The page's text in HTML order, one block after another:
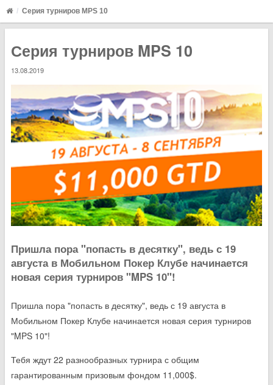
Серия турниров MPS 10
Серия турниров MPS 10
13.08.2019
Пришла пора "попасть в десятку", ведь с 19
августа в Мобильном Покер Клубе начинается
новая серия турниров "MPS 10"!
Пришла пора "попасть в десятку", ведь с 19 августа в
Мобильном Покер Клубе начинается новая серия турниров
"MPS 10"!
Тебя ждут 22 разнообразных турнира с общим
гарантированным призовым фондом 11,000$.